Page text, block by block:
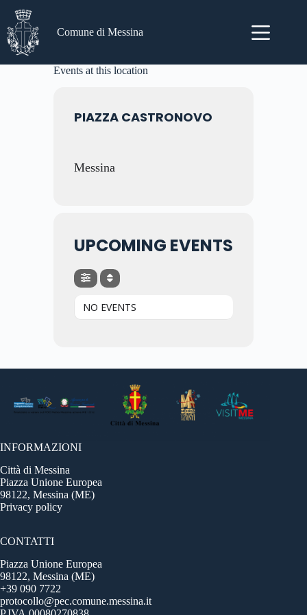
contenuto
Comune di Messina
Events at this location
PIAZZA CASTRONOVO
Messina
UPCOMING EVENTS
NO EVENTS
INFORMAZIONI
Città di Messina
Piazza Unione Europea
98122, Messina (ME)
Privacy policy
CONTATTI
Piazza Unione Europea
98122, Messina (ME)
+39 090 7722
protocollo@pec.comune.messina.it